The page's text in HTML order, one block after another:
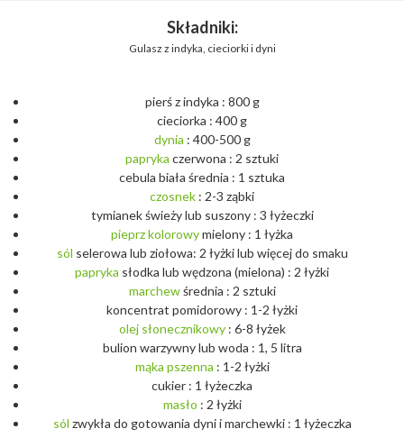
Składniki:
Gulasz z indyka, cieciorki i dyni
pierś z indyka : 800 g
cieciorka : 400 g
dynia : 400-500 g
papryka czerwona : 2 sztuki
cebula biała średnia : 1 sztuka
czosnek : 2-3 ząbki
tymianek świeży lub suszony : 3 łyżeczki
pieprzkolorowymielony : 1 łyżka
sól selerowa lub ziołowa: 2 łyżki lub więcej do smaku
papryka słodka lub wędzona (mielona) : 2 łyżki
marchewśrednia : 2 sztuki
koncentrat pomidorowy : 1-2 łyżki
olej słonecznikowy: 6-8 łyżek
bulion warzywny lub woda : 1, 5 litra
mąka pszenna : 1-2 łyżki
cukier : 1 łyżeczka
masło : 2 łyżki
sól zwykła do gotowania dyni i marchewki : 1 łyżeczka